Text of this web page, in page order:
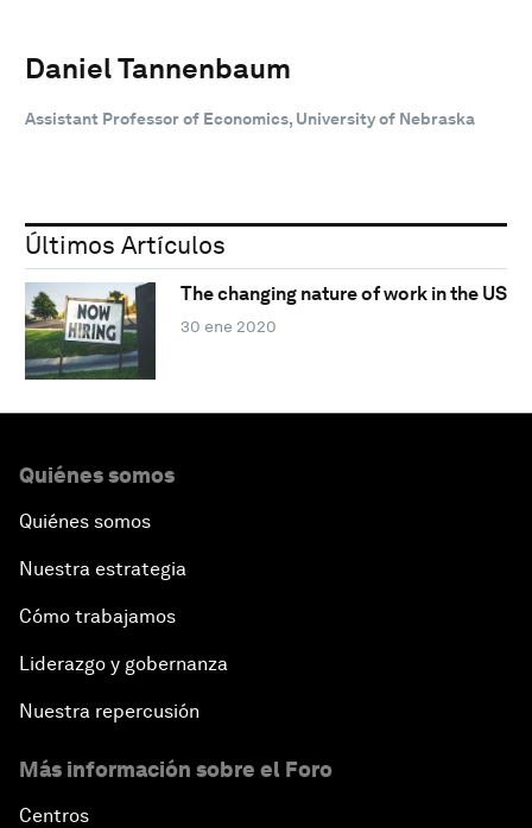
Daniel Tannenbaum
Assistant Professor of Economics, University of Nebraska
Últimos Artículos
The changing nature of work in the US
30 ene 2020
Quiénes somos
Quiénes somos
Nuestra estrategia
Cómo trabajamos
Liderazgo y gobernanza
Nuestra repercusión
Más información sobre el Foro
Centros